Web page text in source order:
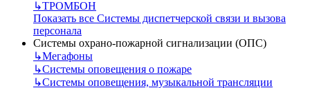
↳ТРОМБОН
Показать все Системы диспетчерской связи и вызова
персонала
Системы охрано-пожарной сигнализации (ОПС)
↳Мегафоны
↳Системы оповещения о пожаре
↳Системы оповещения, музыкальной трансляции